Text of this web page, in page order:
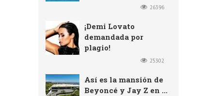
26396
¡Demi Lovato
demandada por
plagio!
25302
Así es la mansión de
Beyoncé y Jay Z en ...